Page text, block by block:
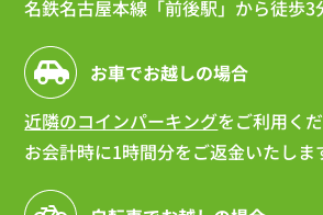
名鉄名古屋本線「前後駅」から徒歩3
お車でお越しの場合
近隣のコインパーキングをご利用くだ
お会計時に1時間分をご返金いたしま